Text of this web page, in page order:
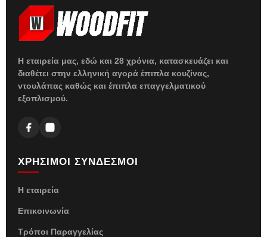
Η εταιρεία μας, εδώ και 28 χρόνια, κατασκευάζει και
διαθέτει στην ελληνική αγορά έπιπλα κουζίνας,
ντουλάπας καθώς και έπιπλα επαγγελματικού
εξοπλισμού.
ΧΡΗΣΙΜΟΙ ΣΥΝΔΕΣΜΟΙ
Η εταιρεία
Επικοινωνία
Τρόποι Παραγγελίας